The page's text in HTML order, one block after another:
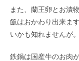
また、蘭王卵とお漬
飯はおかわり出来ま
いかも知れませんが。
鉄鍋は国産牛のお肉